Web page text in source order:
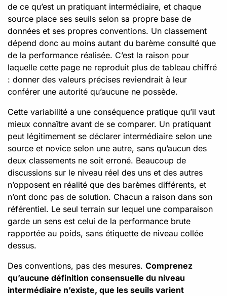
de ce qu’est un pratiquant intermédiaire, et chaque
source place ses seuils selon sa propre base de
données et ses propres conventions. Un classement
dépend donc au moins autant du barème consulté que
de la performance réalisée. C’est la raison pour
laquelle cette page ne reproduit plus de tableau chiffré
: donner des valeurs précises reviendrait à leur
conférer une autorité qu’aucune ne possède.
Cette variabilité a une conséquence pratique qu’il vaut
mieux connaître avant de se comparer. Un pratiquant
peut légitimement se déclarer intermédiaire selon une
source et novice selon une autre, sans qu’aucun des
deux classements ne soit erroné. Beaucoup de
discussions sur le niveau réel des uns et des autres
n’opposent en réalité que des barèmes différents, et
n’ont donc pas de solution. Chacun a raison dans son
référentiel. Le seul terrain sur lequel une comparaison
garde un sens est celui de la performance brute
rapportée au poids, sans étiquette de niveau collée
dessus.
Des conventions, pas des mesures. Comprenez
qu’aucune définition consensuelle du niveau
intermédiaire n’existe, que les seuils varient